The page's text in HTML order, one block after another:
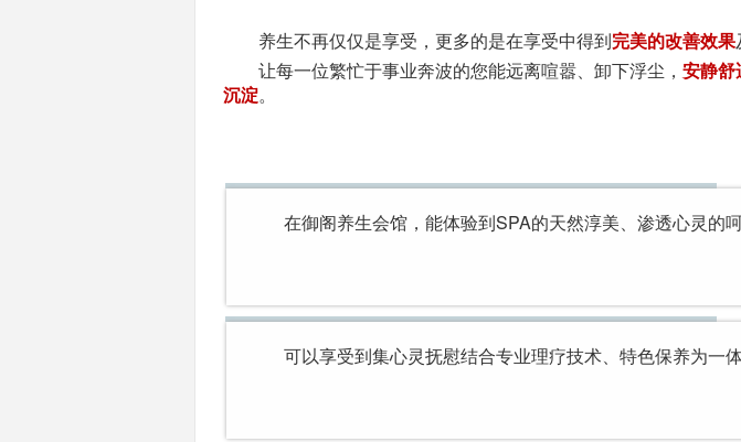
养生不再仅仅是享受，更多的是在享受中得到完美的改善效果
让每一位繁忙于事业奔波的您能远离喧嚣、卸下浮尘，安静
沉淀。
在御阁养生会馆，能体验到SPA的天然淳美、渗透心灵的
可以享受到集心灵抚慰结合专业理疗技术、特色保养为一